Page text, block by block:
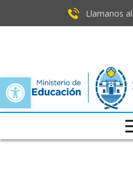
Open toolbar
Llamanos